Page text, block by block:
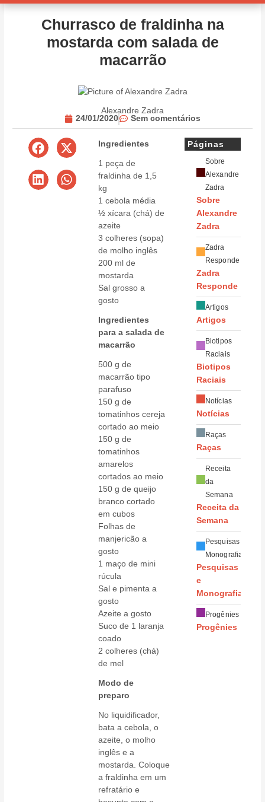
Churrasco de fraldinha na
mostarda com salada de
macarrão
Alexandre Zadra
24/01/2020 Sem comentários
Ingredientes
1 peça de
fraldinha de 1,5
kg
1 cebola média
½ xícara (chá) de
azeite
3 colheres (sopa)
de molho inglês
200 ml de
mostarda
Sal grosso a
gosto
Ingredientes
para a salada de
macarrão
500 g de
macarrão tipo
parafuso
150 g de
tomatinhos cereja
cortado ao meio
150 g de
tomatinhos
amarelos
cortados ao meio
150 g de queijo
branco cortado
em cubos
Folhas de
manjericão a
gosto
1 maço de mini
rúcula
Sal e pimenta a
gosto
Azeite a gosto
Suco de 1 laranja
coado
2 colheres (chá)
de mel
Modo de
preparo
No liquidificador,
bata a cebola, o
azeite, o molho
inglês e a
mostarda. Coloque
a fraldinha em um
refratário e
Páginas
Sobre
Alexandre
Zadra
Sobre
Alexandre
Zadra
Zadra
Responde
Zadra
Responde
Artigos
Artigos
Biotipos
Raciais
Biotipos
Raciais
Notícias
Notícias
Raças
Raças
Receita
da
Semana
Receita da
Semana
Pesquisas e
Monografias
Pesquisas
e
Monografias
Progênies
Progênies